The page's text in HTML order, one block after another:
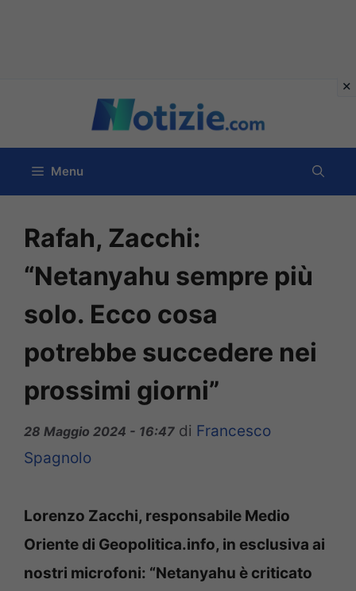
contenuto
Menu
Rafah, Zacchi:
“Netanyahu sempre più
solo. Ecco cosa
potrebbe succedere nei
prossimi giorni”
28 Maggio 2024 - 16:47 di Francesco
Spagnolo
Lorenzo Zacchi, responsabile Medio
Oriente di Geopolitica.info, in esclusiva ai
nostri microfoni: “Netanyahu è criticato